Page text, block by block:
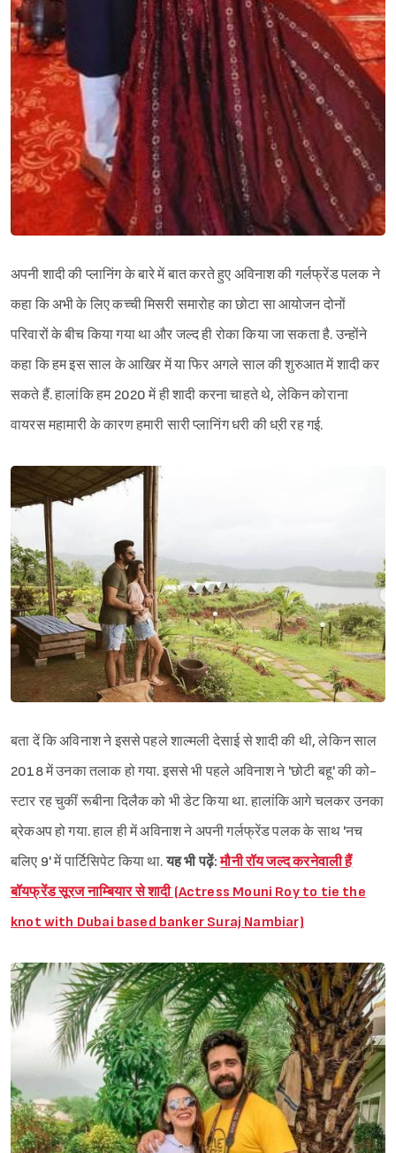
Sign in
अपनी शादी की प्लानिंग के बारे में बात करते हुए अविनाश की गर्लफ्रेंड पलक ने
कहा कि अभी के लिए कच्ची मिसरी समारोह का छोटा सा आयोजन दोनों
परिवारों के बीच किया गया था और जल्द ही रोका किया जा सकता है. उन्होंने
कहा कि हम इस साल के आखिर में या फिर अगले साल की शुरुआत में शादी कर
सकते हैं. हालांकि हम 2020 में ही शादी करना चाहते थे, लेकिन कोराना
वायरस महामारी के कारण हमारी सारी प्लानिंग धरी की धऱी रह गई.
बता दें कि अविनाश ने इससे पहले शाल्मली देसाई से शादी की थी, लेकिन साल
2018 में उनका तलाक हो गया. इससे भी पहले अविनाश ने 'छोटी बहू' की को-
स्टार रह चुकीं रूबीना दिलैक को भी डेट किया था. हालांकि आगे चलकर उनका
ब्रेकअप हो गया. हाल ही में अविनाश ने अपनी गर्लफ्रेंड पलक के साथ 'नच
बलिए 9' में पार्टिसिपेट किया था.यह भी पढ़ें:मौनी रॉय जल्द करनेवाली हैं
बॉयफ्रेंड सूरज नाम्बियार से शादी (Actress Mouni Roy to tie the
knot with Dubai based banker Suraj Nambiar)